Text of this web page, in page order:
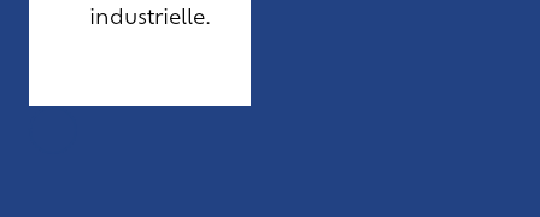
industrielle.